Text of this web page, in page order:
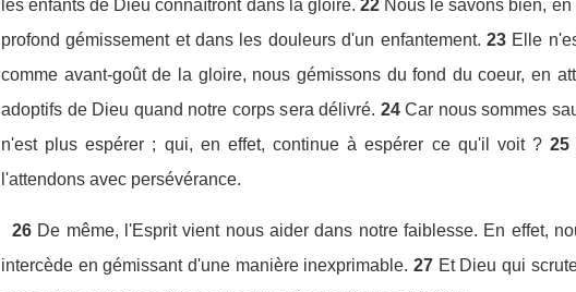
les enfants de Dieu connaîtront dans la gloire. 22 Nous le savons bien,
profond gémissement et dans les douleurs d'un enfantement. 23 Elle
comme avant-goût de la gloire, nous gémissons du fond du coeur, en
adoptifs de Dieu quand notre corps sera délivré. 24 Car nous sommes
n'est plus espérer ; qui, en effet, continue à espérer ce qu'il voit ? 25
l'attendons avec persévérance.
26 De même, l'Esprit vient nous aider dans notre faiblesse. En effet,
intercède en gémissant d'une manière inexprimable. 27 Et Dieu qui